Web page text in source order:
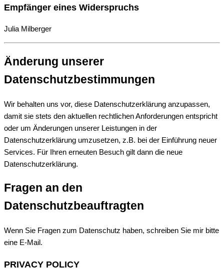
Empfänger eines Widerspruchs
Julia Milberger
Änderung unserer
Datenschutzbestimmungen
Wir behalten uns vor, diese Datenschutzerklärung anzupassen,
damit sie stets den aktuellen rechtlichen Anforderungen entspricht
oder um Änderungen unserer Leistungen in der
Datenschutzerklärung umzusetzen, z.B. bei der Einführung neuer
Services. Für Ihren erneuten Besuch gilt dann die neue
Datenschutzerklärung.
Fragen an den
Datenschutzbeauftragten
Wenn Sie Fragen zum Datenschutz haben, schreiben Sie mir bitte
eine E-Mail.
PRIVACY POLICY